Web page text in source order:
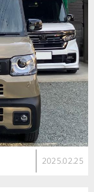
2025.02.25